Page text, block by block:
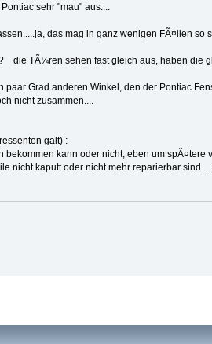
sehr "mau" aus....
das mag in ganz wenigen FÃ¤llen so
die TÃ¼ren sehen fast gleich aus, haben die
Grad anderen Winkel, den der Pontiac
nicht zusammen....
galt) :
kann oder nicht, eben um spÃ¤tere
nicht kaputt oder nicht mehr reparierbar